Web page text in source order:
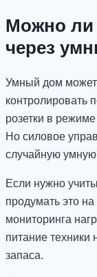
Можно ли
через
Умный дом может
контролировать
розетки в режиме
Но силовое
случайную умную
Если нужно
продумать это
мониторинга
питание техники
запаса.